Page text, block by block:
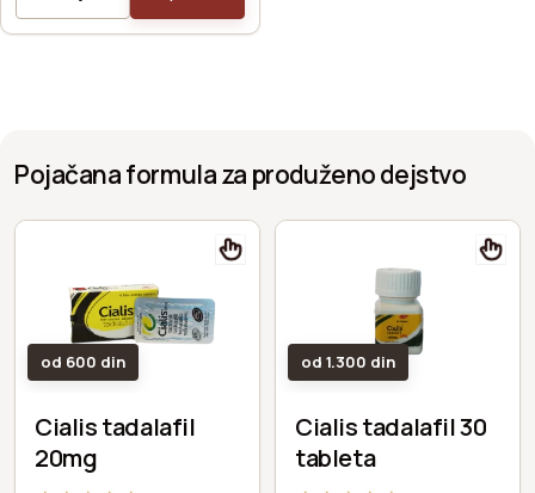
Pojačana formula za produženo dejstvo
od 600 din
Cialis tadalafil
20mg
od 1.300 din
Cialis tadalafil 30
tableta